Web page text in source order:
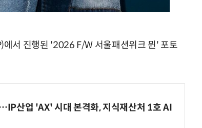
에서 진행된 '2026 F/W 서울패션위크 뮌' 포토
산업 'AX' 시대 본격화, 지식재산처 1호 AI